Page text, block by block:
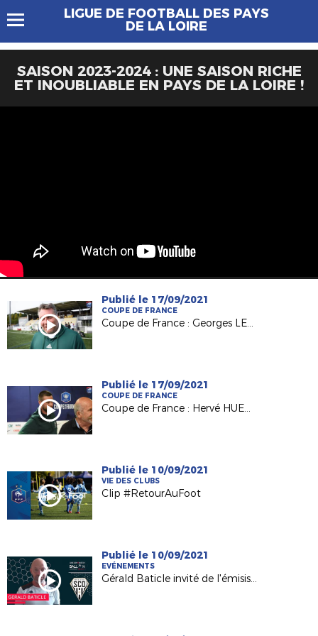
LIGUE DE FOOTBALL DES PAYS
DE LA LOIRE
SAISON 2023-2024 : UNE SAISON RICHE
ET INOUBLIABLE EN PAYS DE LA LOIRE !
Publié le 17/09/2021
COUPE DE FRANCE
Coupe de France : Georges LEROUX (Pdt AS Saint Pierraise) et Sébastien CUVIER (coach ASSP)
Publié le 17/09/2021
COUPE DE FRANCE
Coupe de France : Hervé HUET et la Ligue de St-Pierre-et-Miquelon au défi de Vertou ce soir
Publié le 10/09/2021
VIE DES CLUBS
Clip #RetourAuFoot
Publié le 10/09/2021
EVÉNEMENTS
Gérald Baticle invité de l'émisison USB Foot (France 3 PDL)